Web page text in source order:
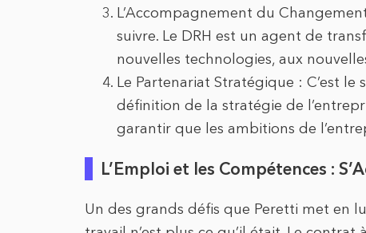
L’Accompagnement du
suivre. Le DRH est un agent de
nouvelles technologies, aux
Le Partenariat Stratégique : C’est
définition de la stratégie de
garantir que les ambitions de
L’Emploi et les Compétences :
Un des grands défis que Peretti met en